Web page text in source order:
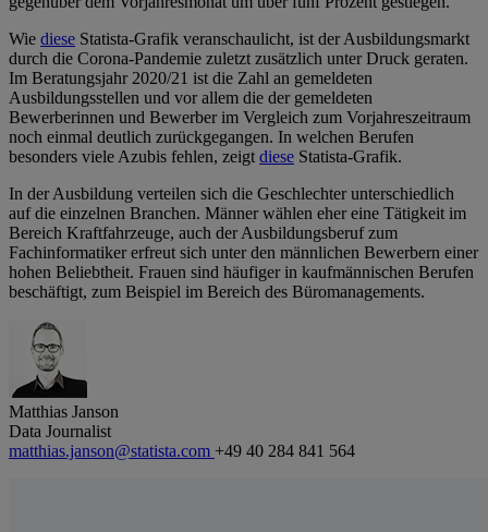
Wie diese Statista-Grafik veranschaulicht, ist der Ausbildungsmarkt
durch die Corona-Pandemie zuletzt zusätzlich unter Druck geraten.
Im Beratungsjahr 2020/21 ist die Zahl an gemeldeten
Ausbildungsstellen und vor allem die der gemeldeten
Bewerberinnen und Bewerber im Vergleich zum Vorjahreszeitraum
noch einmal deutlich zurückgegangen. In welchen Berufen
besonders viele Azubis fehlen, zeigtdiese Statista-Grafik.
In der Ausbildung verteilen sich die Geschlechter unterschiedlich
auf die einzelnen Branchen. Männer wählen eher eine Tätigkeit im
Bereich Kraftfahrzeuge, auch der Ausbildungsberuf zum
Fachinformatiker erfreut sich unter den männlichen Bewerbern einer
hohen Beliebtheit. Frauen sind häufiger in kaufmännischen Berufen
beschäftigt, zum Beispiel im Bereich des Büromanagements.
Matthias Janson
Data Journalist
matthias.janson@statista.com +49 40 284 841 564